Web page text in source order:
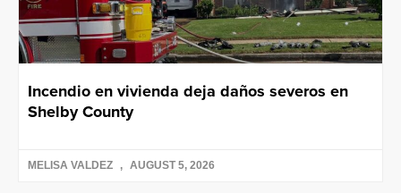
Incendio en vivienda deja daños severos en
Shelby County
MELISA VALDEZ AUGUST 5, 2026